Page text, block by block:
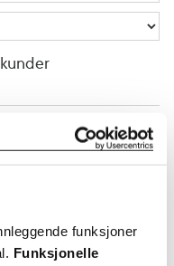
funksjoner
Funksjonelle
. Som jeg må bruke